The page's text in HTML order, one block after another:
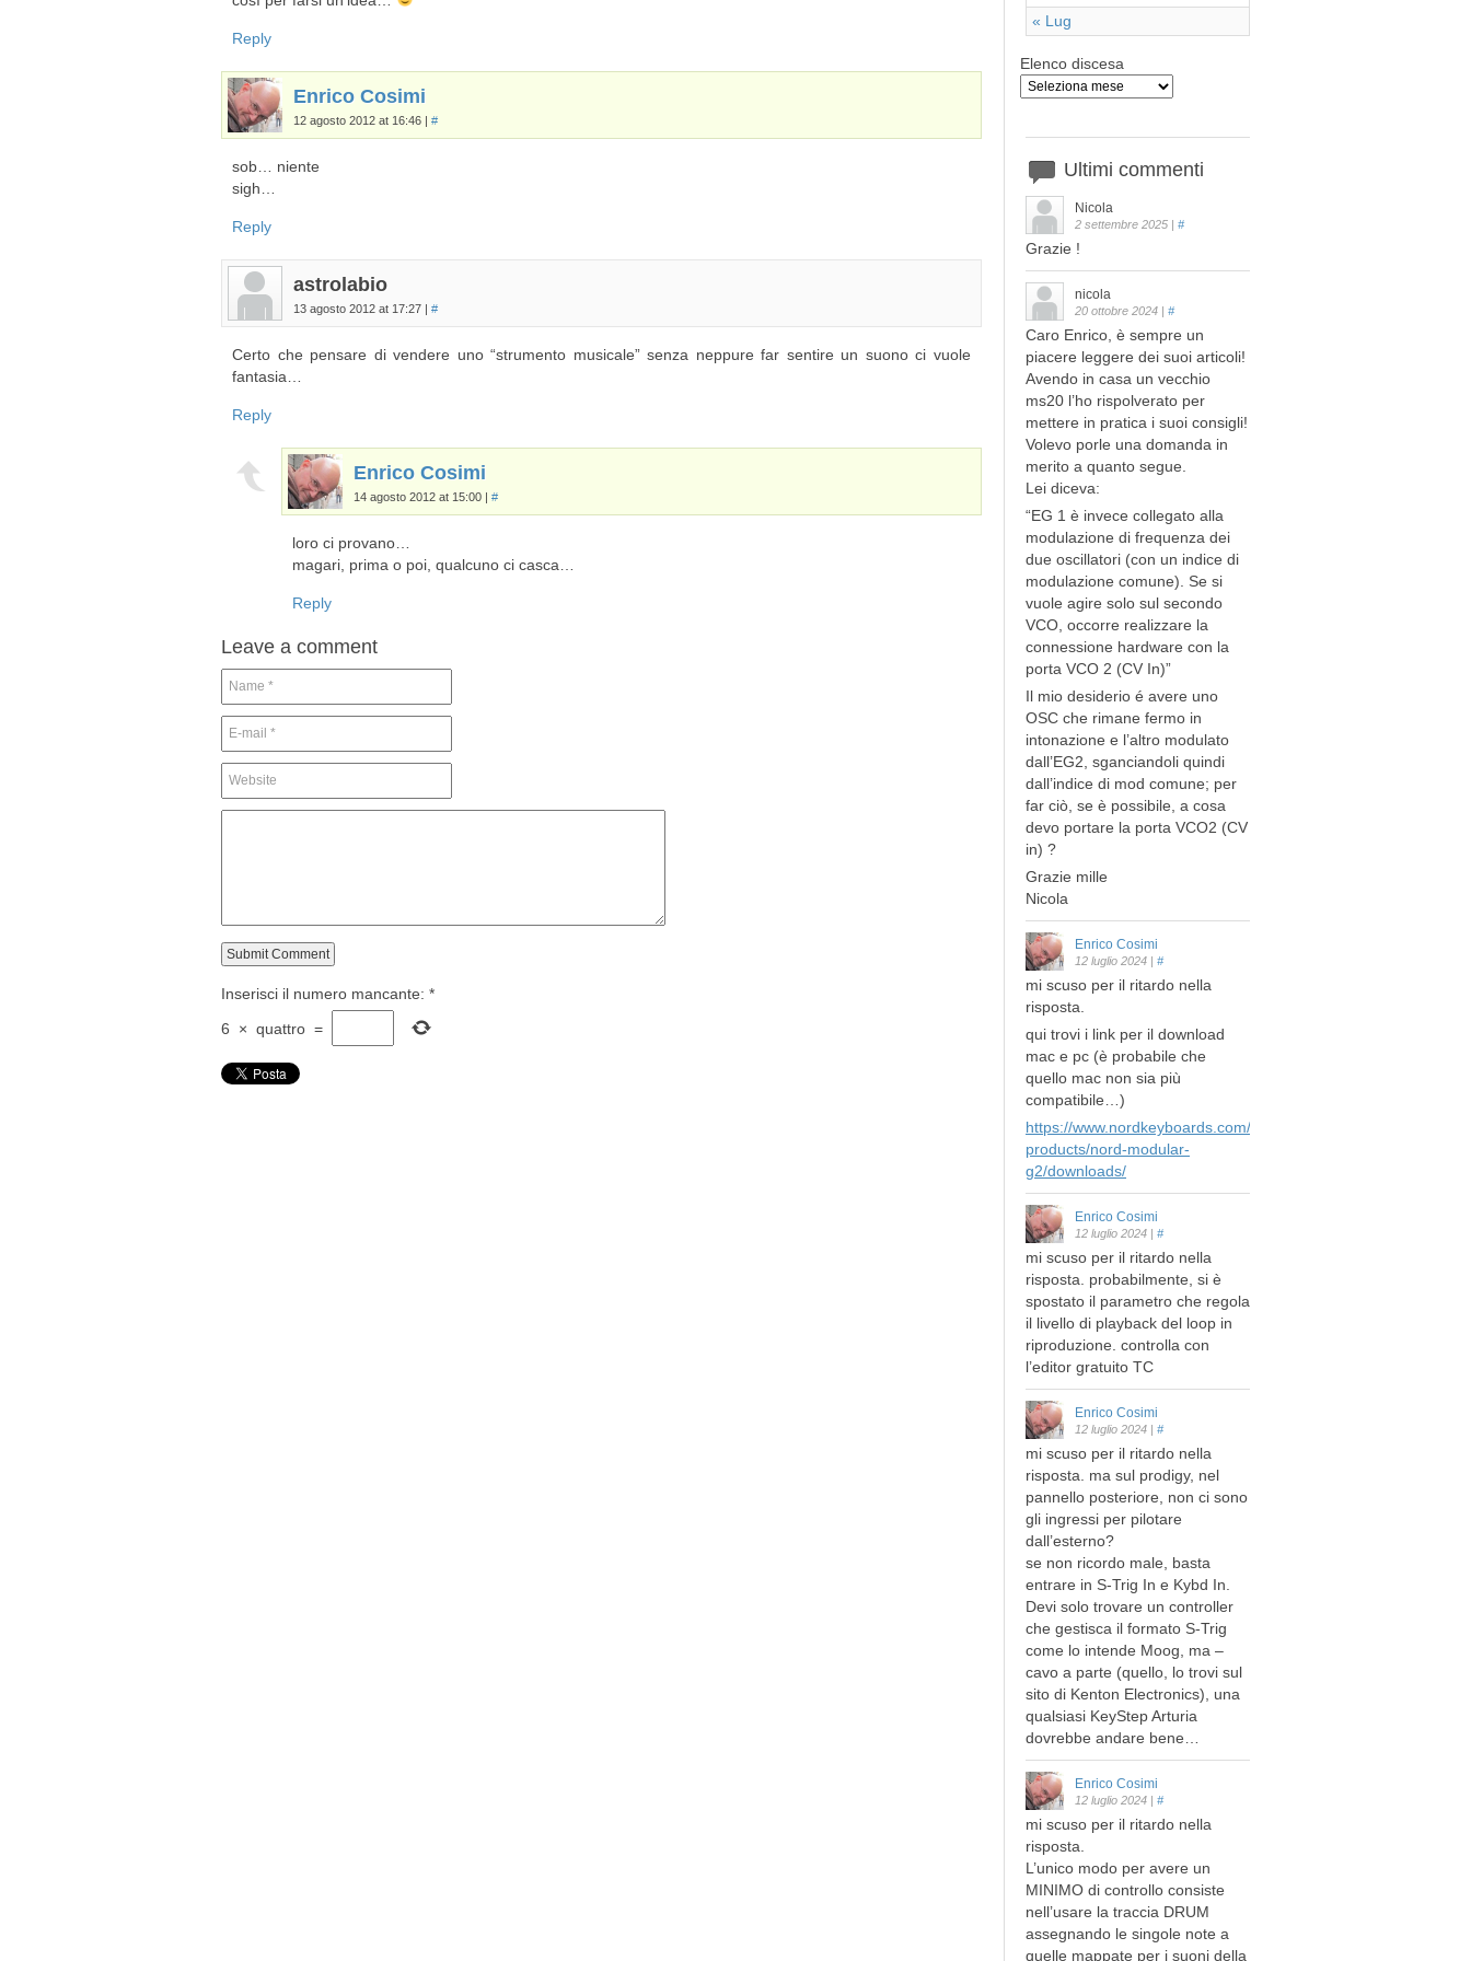
Reply
Enrico Cosimi
12 agosto 2012 at 16:46 | #
sob… niente
sigh…
Reply
astrolabio
13 agosto 2012 at 17:27 | #
Certo che pensare di vendere uno “strumento musicale” senza neppure far sentire un suono ci vuole
fantasia…
Reply
Enrico Cosimi
14 agosto 2012 at 15:00 | #
loro ci provano…
magari, prima o poi, qualcuno ci casca…
Reply
Leave a comment
Inserisci il numero mancante: *
6
× quattro =
« Lug
Elenco discesa
Ultimi commenti
Nicola
2 settembre 2025 | #
Grazie !
nicola
20 ottobre 2024 | #
Caro Enrico, è sempre un
piacere leggere dei suoi articoli!
Avendo in casa un vecchio
ms20 l’ho rispolverato per
mettere in pratica i suoi consigli!
Volevo porle una domanda in
merito a quanto segue.
Lei diceva:
“EG 1 è invece collegato alla
modulazione di frequenza dei
due oscillatori (con un indice di
modulazione comune). Se si
vuole agire solo sul secondo
VCO, occorre realizzare la
connessione hardware con la
porta VCO 2 (CV In)”
Il mio desiderio é avere uno
OSC che rimane fermo in
intonazione e l’altro modulato
dall’EG2, sganciandoli quindi
dall’indice di mod comune; per
far ciò, se è possibile, a cosa
devo portare la porta VCO2 (CV
in) ?
Grazie mille
Nicola
Enrico Cosimi
12 luglio 2024 | #
mi scuso per il ritardo nella
risposta.
qui trovi i link per il download
mac e pc (è probabile che
quello mac non sia più
compatibile…)
https://www.nordkeyboards.com/legacy-
products/nord-modular-
g2/downloads/
Enrico Cosimi
12 luglio 2024 | #
mi scuso per il ritardo nella
risposta. probabilmente, si è
spostato il parametro che regola
il livello di playback del loop in
riproduzione. controlla con
l’editor gratuito TC
Enrico Cosimi
12 luglio 2024 | #
mi scuso per il ritardo nella
risposta. ma sul prodigy, nel
pannello posteriore, non ci sono
gli ingressi per pilotare
dall’esterno?
se non ricordo male, basta
entrare in S-Trig In e Kybd In.
Devi solo trovare un controller
che gestisca il formato S-Trig
come lo intende Moog, ma –
cavo a parte (quello, lo trovi sul
sito di Kenton Electronics), una
qualsiasi KeyStep Arturia
dovrebbe andare bene…
Enrico Cosimi
12 luglio 2024 | #
mi scuso per il ritardo nella
risposta.
L’unico modo per avere un
MINIMO di controllo consiste
nell’usare la traccia DRUM
assegnando le singole note a
quelle mappate per i suoni della